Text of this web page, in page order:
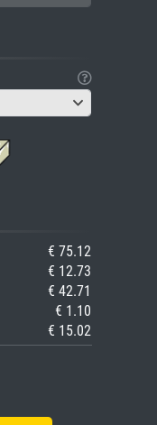
€ 75.12
€ 12.73
€ 42.71
€ 1.10
€ 15.02